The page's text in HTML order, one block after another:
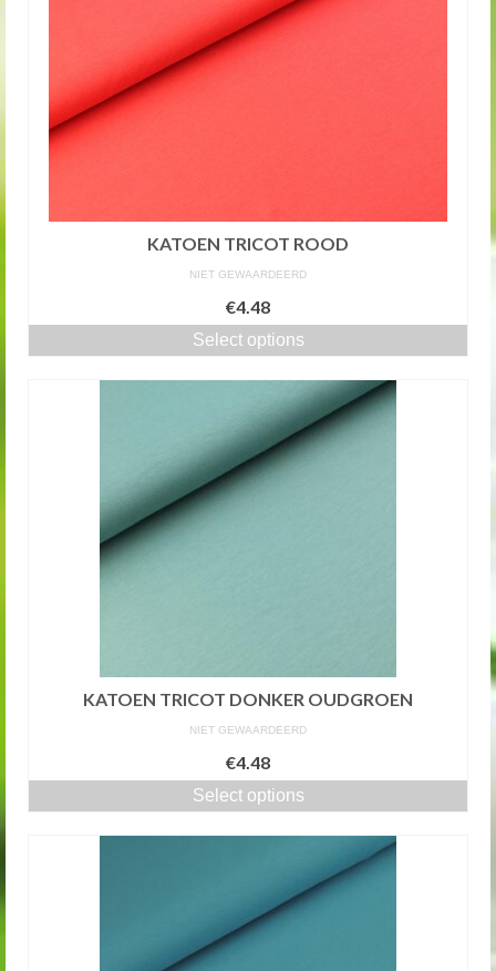
KATOEN TRICOT ROOD
NIET GEWAARDEERD
€4.48
Select options
KATOEN TRICOT DONKER OUDGROEN
NIET GEWAARDEERD
€4.48
Select options